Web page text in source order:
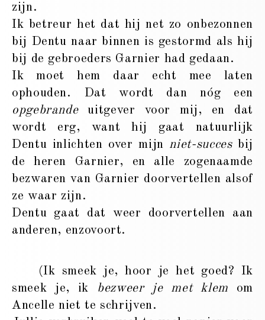
zijn.
Ik betreur het dat hij net zo onbezonnen
bij Dentu naar binnen is gestormd als hij
bij de gebroeders Garnier had gedaan.
Ik moet hem daar echt mee laten
ophouden. Dat wordt dan nóg een
opgebrandeuitgever voor mij, en dat
wordt erg, want hij gaat natuurlijk
Dentu inlichten over mijn niet-succesbij
de heren Garnier, en alle zogenaamde
bezwaren van Garnier doorvertellen alsof
ze waar zijn.
Dentu gaat dat weer doorvertellen aan
anderen, enzovoort.
(Ik smeek je, hoor je het goed? Ik
smeek je, ik bezweer je met klem om
Ancelle niet te schrijven.